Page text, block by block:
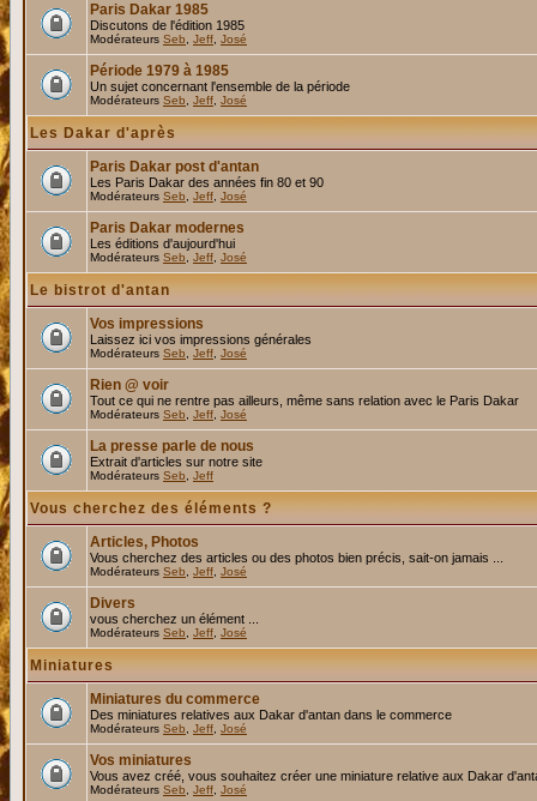
Paris Dakar 1985
Discutons de l'édition 1985
Modérateurs Seb Jeff José
Période 1979 à 1985
Un sujet concernant l'ensemble de la période
Modérateurs Seb Jeff José
Les Dakar d'après
Paris Dakar post d'antan
Les Paris Dakar des années fin 80 et 90
Modérateurs Seb Jeff José
Paris Dakar modernes
Les éditions d'aujourd'hui
Modérateurs Seb Jeff José
Le bistrot d'antan
Vos impressions
Laissez ici vos impressions générales
Modérateurs Seb Jeff José
Rien @ voir
Tout ce qui ne rentre pas ailleurs, même sans relation avec le Paris Dakar
Modérateurs Seb Jeff José
La presse parle de nous
Extrait d'articles sur notre site
Modérateurs Seb Jeff
Vous cherchez des éléments ?
Articles, Photos
Vous cherchez des articles ou des photos bien précis, sait-on jamais ...
Modérateurs Seb Jeff José
Divers
vous cherchez un élément ...
Modérateurs Seb Jeff José
Miniatures
Miniatures du commerce
Des miniatures relatives aux Dakar d'antan dans le commerce
Modérateurs Seb Jeff José
Vos miniatures
Vous avez créé, vous souhaitez créer une miniature relative aux Dakar
Modérateurs Seb Jeff José